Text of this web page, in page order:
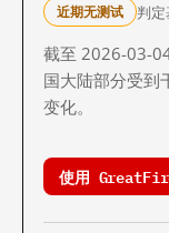
近期无测试 判定
截至 2026-03-
国大陆部分受到
变化。
使用